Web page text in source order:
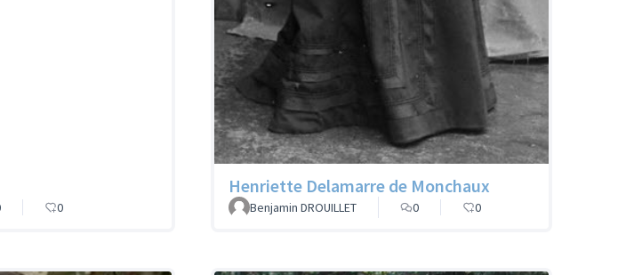
0
Henriette Delamarre de Monchaux
Benjamin DROUILLET 0 0